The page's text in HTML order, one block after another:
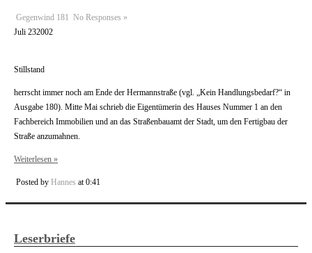
Gegenwind 181 No Responses »
Juli 232002
Stillstand
herrscht immer noch am Ende der Hermannstraße (vgl. „Kein Handlungsbedarf?“ in
Ausgabe 180). Mitte Mai schrieb die Eigentümerin des Hauses Nummer 1 an den
Fachbereich Immobilien und an das Straßenbauamt der Stadt, um den Fertigbau der
Straße anzumahnen.
Weiterlesen »
Posted by Hannes at 0:41
Leserbriefe